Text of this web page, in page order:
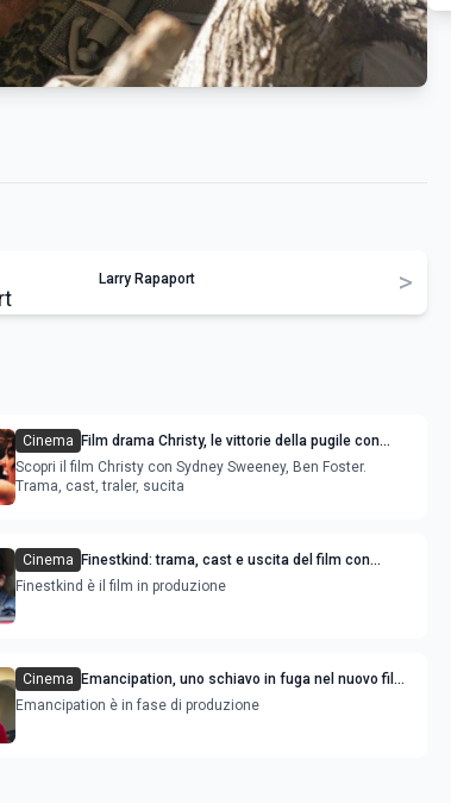
Larry Rapaport >
Cinema
Film drama ​​Christy, le vittorie della pugile con
Sydney Sweeney e Ben Foster
Scopri il film ​​Christy con Sydney Sweeney, Ben Foster.
Trama, cast, traler, sucita
Cinema
Finestkind: trama, cast e uscita del film con
Jenna Ortega e Tommy Lee Jones
Finestkind è il film in produzione
Cinema
Emancipation, uno schiavo in fuga nel nuovo film
con Will Smith
Emancipation è in fase di produzione